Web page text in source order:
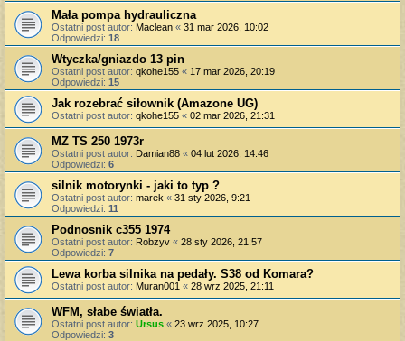
Mała pompa hydrauliczna
Ostatni post autor: Maclean « 31 mar 2026, 10:02
Odpowiedzi: 18
Wtyczka/gniazdo 13 pin
Ostatni post autor: qkohe155 « 17 mar 2026, 20:19
Odpowiedzi: 15
Jak rozebrać siłownik (Amazone UG)
Ostatni post autor: qkohe155 « 02 mar 2026, 21:31
MZ TS 250 1973r
Ostatni post autor: Damian88 « 04 lut 2026, 14:46
Odpowiedzi: 6
silnik motorynki - jaki to typ ?
Ostatni post autor: marek « 31 sty 2026, 9:21
Odpowiedzi: 11
Podnosnik c355 1974
Ostatni post autor: Robzyv « 28 sty 2026, 21:57
Odpowiedzi: 7
Lewa korba silnika na pedały. S38 od Komara?
Ostatni post autor: Muran001 « 28 wrz 2025, 21:11
WFM, słabe światła.
Ostatni post autor: Ursus « 23 wrz 2025, 10:27
Odpowiedzi: 3